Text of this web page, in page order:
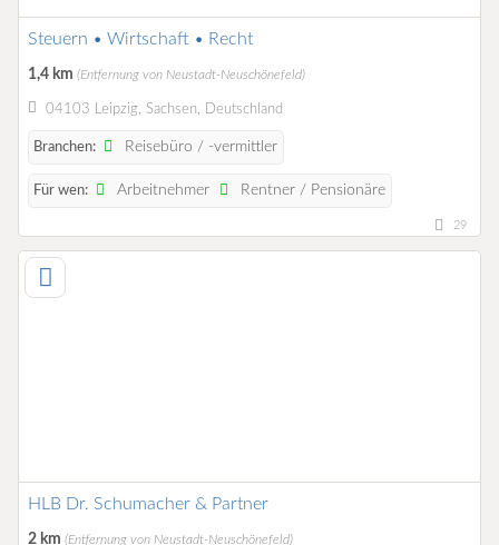
Steuern • Wirtschaft • Recht
1,4 km (Entfernung von Neustadt-Neuschönefeld)
04103 Leipzig, Sachsen, Deutschland
Branchen: Reisebüro / -vermittler
Für wen: Arbeitnehmer Rentner / Pensionäre
29
HLB Dr. Schumacher & Partner
2 km (Entfernung von Neustadt-Neuschönefeld)